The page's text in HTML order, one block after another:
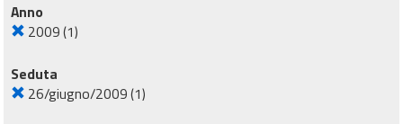
Anno
2009(1)
Seduta
26/giugno/2009(1)